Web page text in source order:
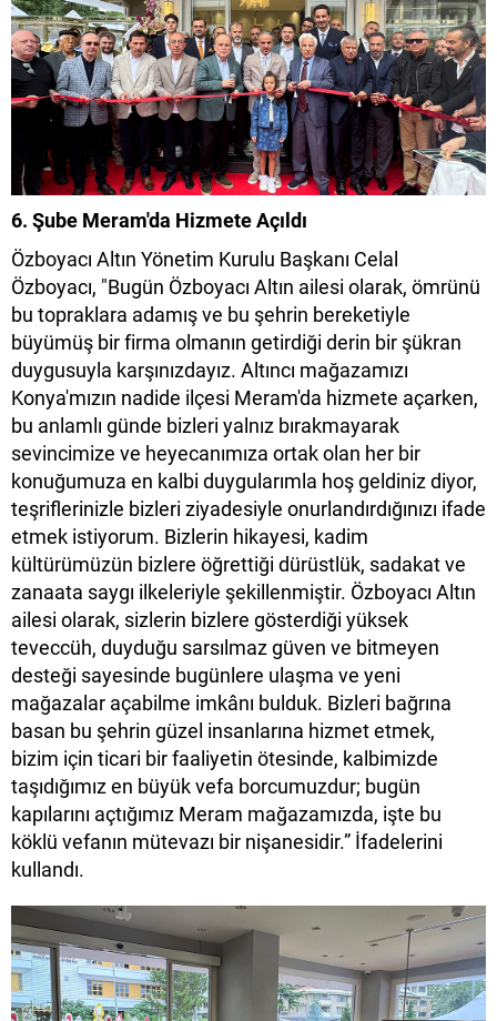
6. Şube Meram'da Hizmete Açıldı
Özboyacı Altın Yönetim Kurulu Başkanı Celal
Özboyacı, "Bugün Özboyacı Altın ailesi olarak, ömrünü
bu topraklara adamış ve bu şehrin bereketiyle
büyümüş bir firma olmanın getirdiği derin bir şükran
duygusuyla karşınızdayız. Altıncı mağazamızı
Konya'mızın nadide ilçesi Meram'da hizmete açarken,
bu anlamlı günde bizleri yalnız bırakmayarak
sevincimize ve heyecanımıza ortak olan her bir
konuğumuza en kalbi duygularımla hoş geldiniz diyor,
teşriflerinizle bizleri ziyadesiyle onurlandırdığınızı ifade
etmek istiyorum. Bizlerin hikayesi, kadim
kültürümüzün bizlere öğrettiği dürüstlük, sadakat ve
zanaata saygı ilkeleriyle şekillenmiştir. Özboyacı Altın
ailesi olarak, sizlerin bizlere gösterdiği yüksek
teveccüh, duyduğu sarsılmaz güven ve bitmeyen
desteği sayesinde bugünlere ulaşma ve yeni
mağazalar açabilme imkânı bulduk. Bizleri bağrına
basan bu şehrin güzel insanlarına hizmet etmek,
bizim için ticari bir faaliyetin ötesinde, kalbimizde
taşıdığımız en büyük vefa borcumuzdur; bugün
kapılarını açtığımız Meram mağazamızda, işte bu
köklü vefanın mütevazı bir nişanesidir.” İfadelerini
kullandı.